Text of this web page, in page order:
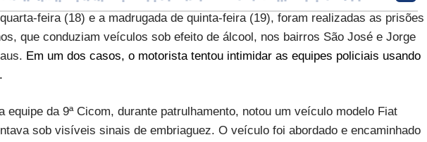
feira (18) e a madrugada de quinta-feira (19), foram realizadas as prisões
que conduziam veículos sob efeito de álcool, nos bairros São José e Jorge
Em um dos casos, o motorista tentou intimidar as equipes policiais usando
equipe da 9ª Cicom, durante patrulhamento, notou um veículo modelo Fiat
sob visíveis sinais de embriaguez. O veículo foi abordado e encaminhado